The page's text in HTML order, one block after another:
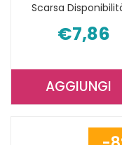
Scarsa
€7,86
AGGIUNGI
RETE